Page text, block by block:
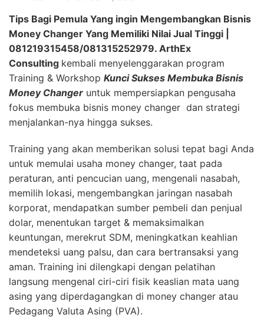
Tips Bagi Pemula Yang ingin Mengembangkan Bisnis
Money Changer Yang Memiliki Nilai Jual Tinggi |
081219315458/081315252979. ArthEx
Consulting kembali menyelenggarakan program
Training & Workshop Kunci Sukses Membuka Bisnis
Money Changer untuk mempersiapkan pengusaha
fokus membuka bisnis money changer dan strategi
menjalankan-nya hingga sukses.
Training yang akan memberikan solusi tepat bagi Anda
untuk memulai usaha money changer, taat pada
peraturan, anti pencucian uang, mengenali nasabah,
memilih lokasi, mengembangkan jaringan nasabah
korporat, mendapatkan sumber pembeli dan penjual
dolar, menentukan target & memaksimalkan
keuntungan, merekrut SDM, meningkatkan keahlian
mendeteksi uang palsu, dan cara bertransaksi yang
aman. Training ini dilengkapi dengan pelatihan
langsung mengenal ciri-ciri fisik keaslian mata uang
asing yang diperdagangkan di money changer atau
Pedagang Valuta Asing (PVA).